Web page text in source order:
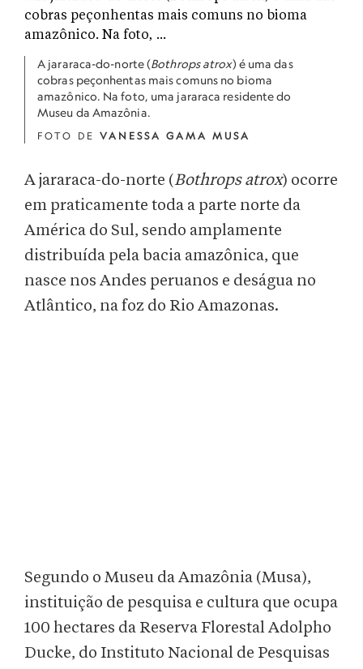
A jararaca-do-norte (Bothrops atrox) é uma das
cobras peçonhentas mais comuns no bioma
amazônico. Na foto, uma jararaca residente do
Museu da Amazônia.
FOTO DE VANESSA GAMA MUSA
A jararaca-do-norte (Bothrops atrox) ocorre
em praticamente toda a parte norte da
América do Sul, sendo amplamente
distribuída pela bacia amazônica, que
nasce nos Andes peruanos e deságua no
Atlântico, na foz do Rio Amazonas.
Segundo o Museu da Amazônia (Musa),
instituição de pesquisa e cultura que ocupa
100 hectares da Reserva Florestal Adolpho
Ducke, do Instituto Nacional de Pesquisas